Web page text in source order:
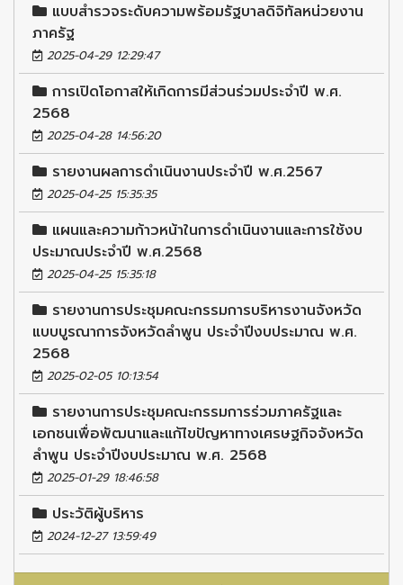
แบบสำรวจระดับความพร้อมรัฐบาลดิจิทัลหน่วยงาน
ภาครัฐ
2025-04-29 12:29:47
การเปิดโอกาสให้เกิดการมีส่วนร่วมประจำปี พ.ศ.
2568
2025-04-28 14:56:20
รายงานผลการดำเนินงานประจำปี พ.ศ.2567
2025-04-25 15:35:35
แผนและความก้าวหน้าในการดำเนินงานและการใช้งบ
ประมาณประจำปี พ.ศ.2568
2025-04-25 15:35:18
รายงานการประชุมคณะกรรมการบริหารงานจังหวัด
แบบบูรณาการจังหวัดลำพูน ประจำปีงบประมาณ พ.ศ.
2568
2025-02-05 10:13:54
รายงานการประชุมคณะกรรมการร่วมภาครัฐและ
เอกชนเพื่อพัฒนาและแก้ไขปัญหาทางเศรษฐกิจจังหวัด
ลำพูน ประจำปีงบประมาณ พ.ศ. 2568
2025-01-29 18:46:58
ประวัติผู้บริหาร
2024-12-27 13:59:49